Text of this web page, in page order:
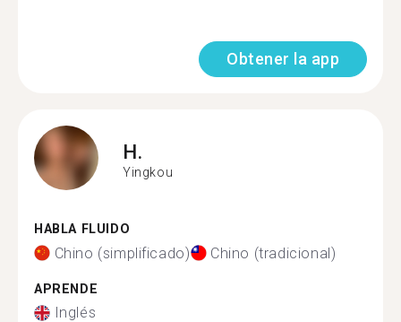
Obtener la app
H.
Yingkou
HABLA FLUIDO
Chino (simplificado) Chino (tradicional)
APRENDE
Inglés